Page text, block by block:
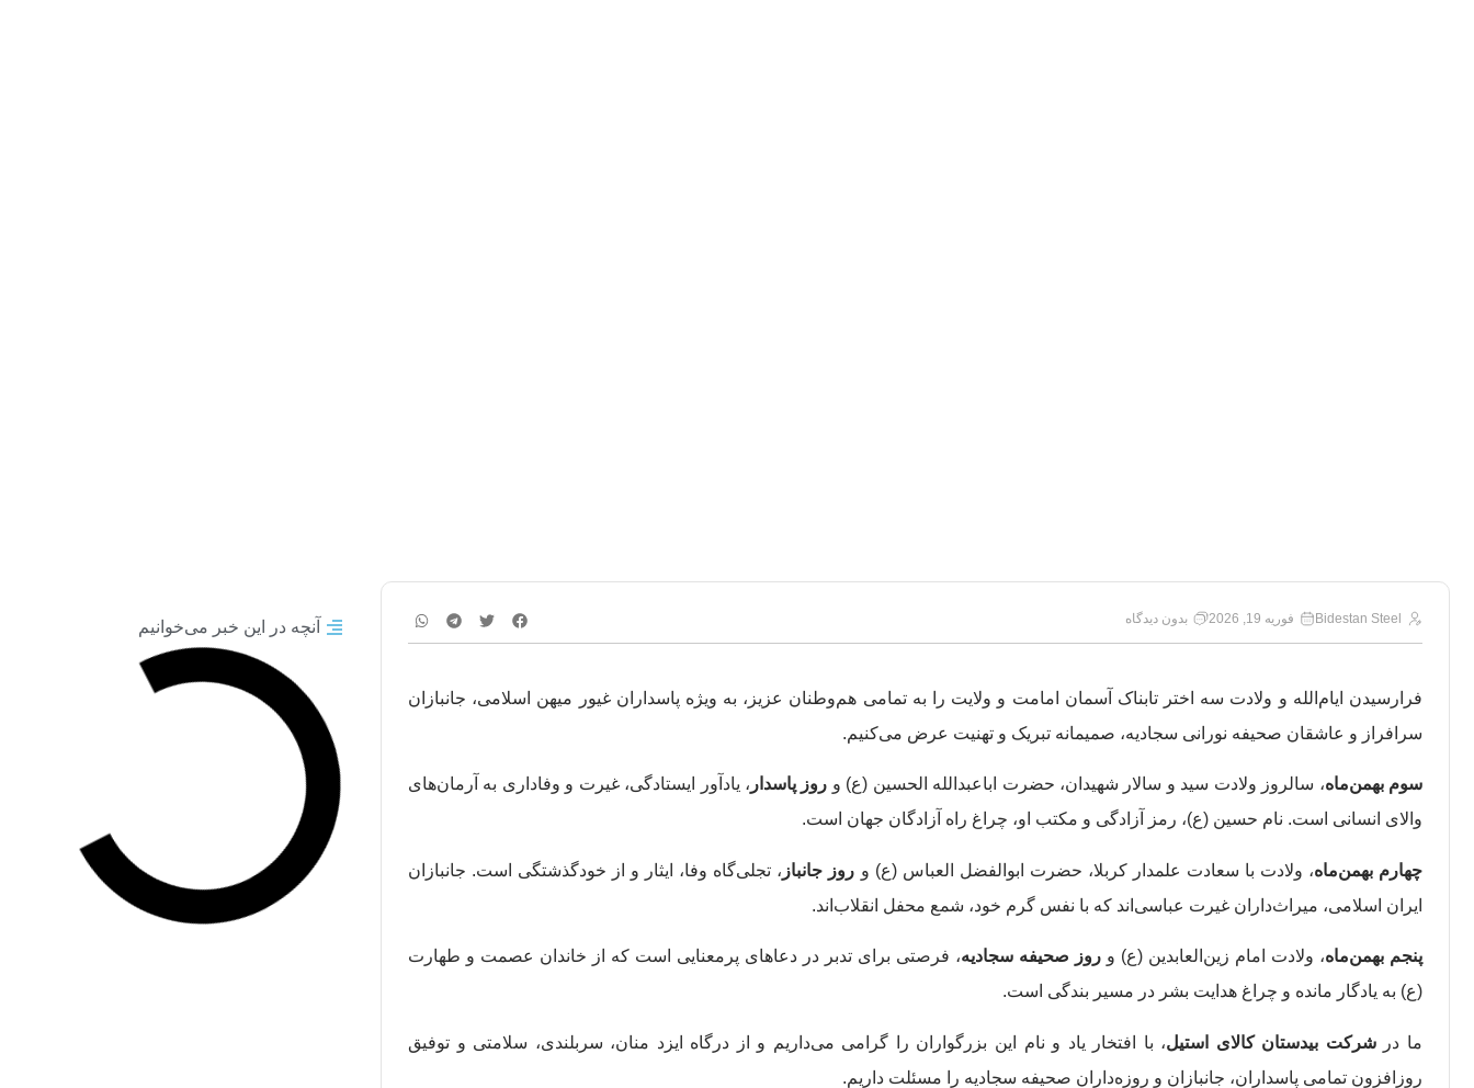
Bidestan Steel فوریه 19, 2026 بدون دیدگاه
فرارسیدن ایام‌الله و ولادت سه اختر تابناک آسمان امامت و ولایت را به تمامی هم‌وطنان عزیز، به ویژه پاسداران غیور میهن اسلامی، جانبازان
سرافراز و عاشقان صحیفه نورانی سجادیه، صمیمانه تبریک و تهنیت عرض می‌کنیم.
سوم بهمن‌ماه، سالروز ولادت سید و سالار شهیدان، حضرت اباعبدالله الحسین (ع) و روز پاسدار ، یادآور ایستادگی، غیرت و وفاداری به آرمان‌های
والای انسانی است. نام حسین (ع)، رمز آزادگی و مکتب او، چراغ راه آزادگان جهان است.
چهارم بهمن‌ماه، ولادت با سعادت علمدار کربلا، حضرت ابوالفضل العباس (ع) و روز جانباز ، تجلی‌گاه وفا، ایثار و از خودگذشتگی است. جانبازان
ایران اسلامی، میراث‌داران غیرت عباسی‌اند که با نفس گرم خود، شمع محفل انقلاب‌اند.
پنجم بهمن‌ماه، ولادت امام زین‌العابدین (ع) و روز صحیفه سجادیه، فرصتی برای تدبر در دعاهای پرمعنایی است که از خاندان عصمت و طهارت
(ع) به یادگار مانده و چراغ هدایت بشر در مسیر بندگی است.
ما درشرکت بیدستان کالای استیل، با افتخار یاد و نام این بزرگواران را گرامی می‌داریم و از درگاه ایزد منان، سربلندی، سلامتی و توفیق
روزافزون تمامی پاسداران، جانبازان و روزه‌داران صحیفه سجادیه را مسئلت داریم.
آنچه در این خبر می‌خوانیم